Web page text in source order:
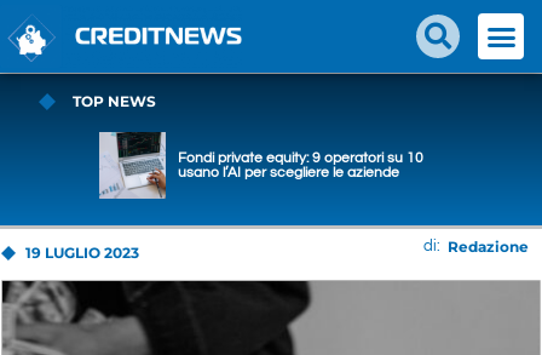
TOP NEWS
Fondi private equity: 9 operatori su 10
usano l’AI per scegliere le aziende
19 LUGLIO 2023 di: Redazione